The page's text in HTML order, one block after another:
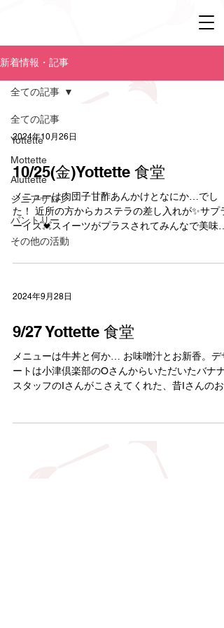
新着情報・記事
全ての記事
Yottette
Mottette
Aluttette
シニアサロン
パントリー
その他の活動
全ての記事
2024年10月26日
10/25(金)Yottette 食堂
メニューは肉団子甘酢あんかけとなにか…でし
た！ 近所の方からカステラの差し入れが✨️サプラ
ーイズ💓スイーツがプラスされてみんなで美味し
くいただきました！ 赤ちゃんがいる3家族。5ヶ
2024年9月28日
9/27 Yottette 食堂
メニューは牛丼と何か… お味噌汁とお新香。デ
ートは小津倶楽部のOさんからいただいたバナナ
スタッフのIさんがこさえてくれた、昔Iさんのお